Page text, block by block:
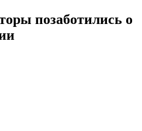
позаботились о